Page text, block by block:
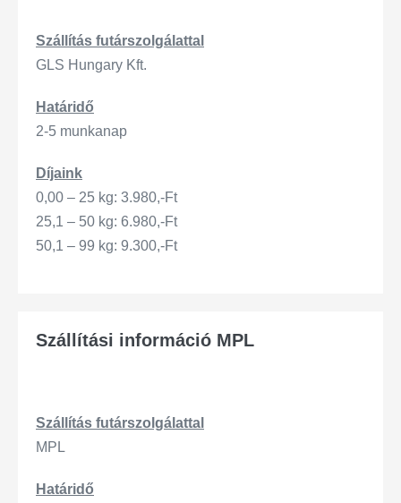
Szállítás futárszo lgálattal
GLS Hungary Kft.
Határidő
2-5 munkanap
Díjaink
0,00 – 25 kg: 3.980,-Ft
25,1 – 50 kg: 6.980,-Ft
50,1 – 99 kg: 9.300,-Ft
Szállítási információ MPL
Szállítás futárszo lgálattal
MPL
Határidő